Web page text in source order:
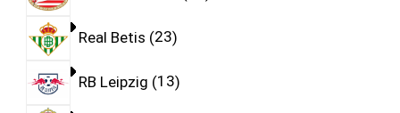
Real Betis 23
RB Leipzig 13